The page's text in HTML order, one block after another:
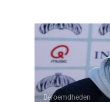
Beroemdheden